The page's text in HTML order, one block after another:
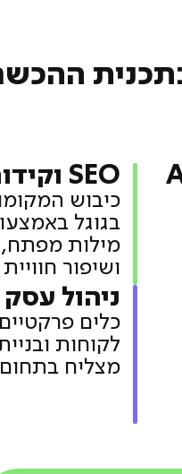
SEO וקידום אורגני
כיבוש
בגוגל
מילות מפתח,
ושיפור
ניהול עסק
כלים
לקוחות
מצליח